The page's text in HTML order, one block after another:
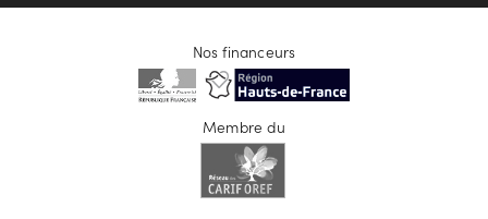
Nos financeurs
Membre du